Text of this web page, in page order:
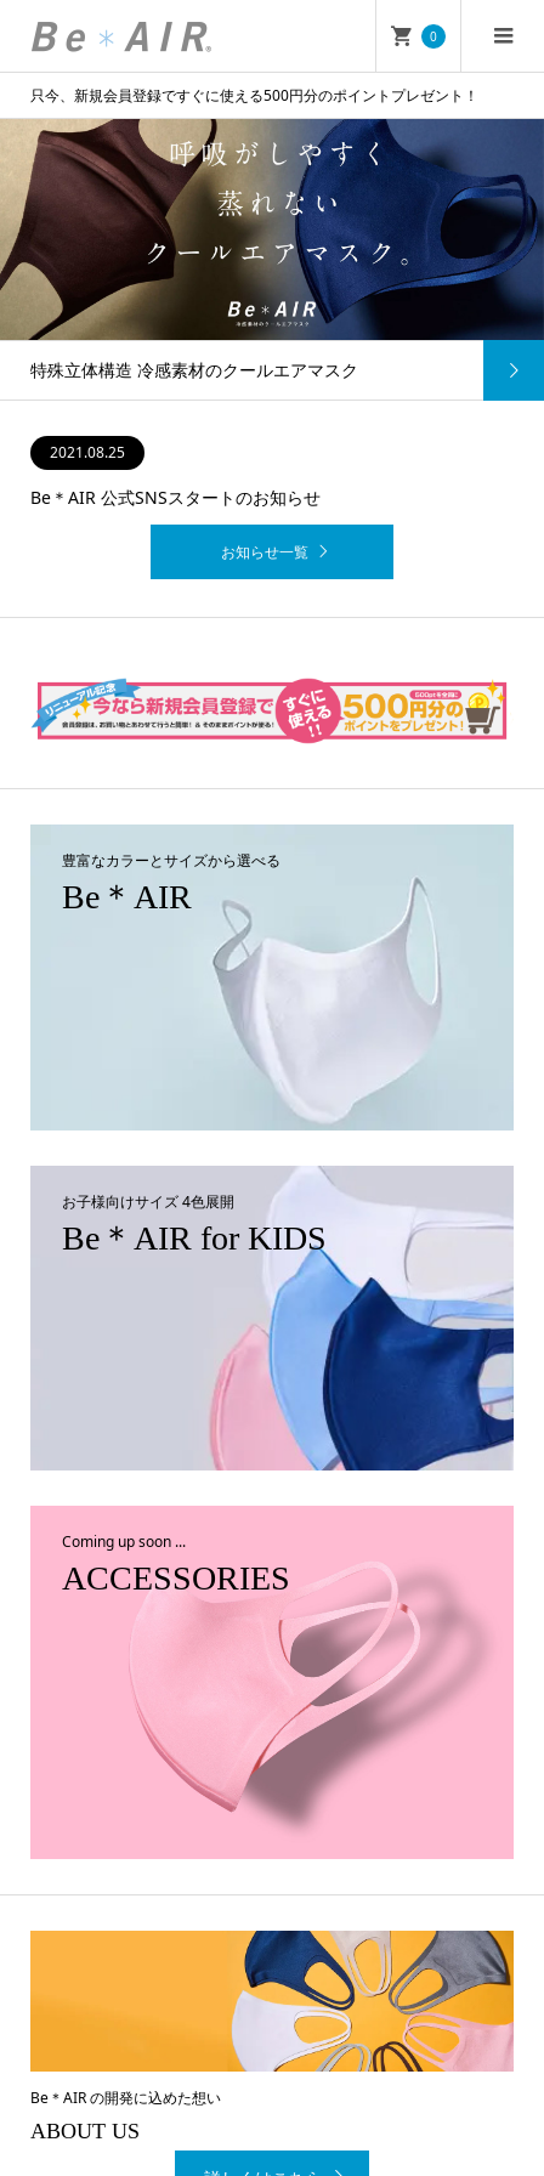
0
只今、新規会員登録ですぐに使える500円分のポイントプレゼント！
特殊立体構造 冷感素材のクールエアマスク
2021.08.25
Be＊AIR 公式SNSスタートのお知らせ
お知らせ一覧
豊富なカラーとサイズから選べる
Be＊AIR
お子様向けサイズ 4色展開
Be＊AIR for KIDS
Coming up soon ...
ACCESSORIES
Be＊AIR の開発に込めた想い
ABOUT US